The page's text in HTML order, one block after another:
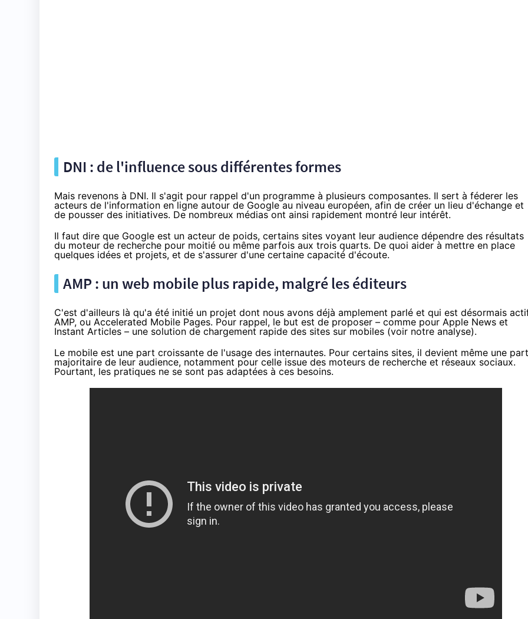
DNI : de l'influence sous différentes formes
Mais revenons à DNI. Il s'agit pour rappel d'un programme à plusieurs composantes. Il sert à féderer les
acteurs de l'information en ligne autour de Google au niveau européen, afin de créer un lieu d'échange et
de pousser des initiatives. De nombreux médiasont ainsi rapidement montré leur intérêt.
Il faut dire que Google est un acteur de poids, certains sites voyant leur audience dépendre des résultats
du moteur de recherche pour moitié ou même parfois aux trois quarts. De quoi aider à mettre en place
quelques idées et projets, et de s'assurer d'une certaine capacité d'écoute.
AMP : un web mobile plus rapide, malgré les éditeurs
C'est d'ailleurs là qu'a été initié un projet dont nous avons déjà amplement parlé et qui est désormais
AMP, ou Accelerated Mobile Pages. Pour rappel, le but est de proposer – comme pour Apple News et
Instant Articles – une solution de chargement rapide des sites sur mobiles (voir notre analyse).
Le mobile est une part croissante de l'usage des internautes. Pour certains sites, il devient même une part
majoritaire de leur audience, notamment pour celle issue des moteurs de recherche et réseaux sociaux.
Pourtant, les pratiques ne se sont pas adaptées à ces besoins.